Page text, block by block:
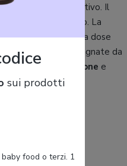
di qualsiasi additivo. Il
qualità del prodotto. La
dal momento che la dose
il pasto e accompagnate da
la concentrazione e
e mentale.
sui prodotti
food o terzi. 1